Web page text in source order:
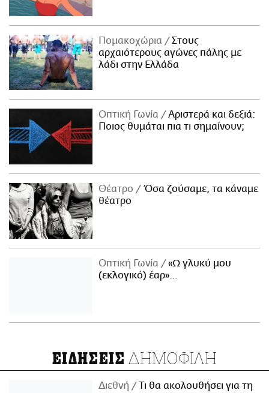
Πομακοχώρια
Στους
αρχαιότερους αγώνες πάλης με
λάδι στην Ελλάδα
Οπτική Γωνία
Αριστερά και δεξιά:
Ποιος θυμάται πια τι σημαίνουν;
Θέατρο
Όσα ζούσαμε, τα κάναμε
θέατρο
Οπτική Γωνία
«Ω γλυκύ μου
(εκλογικό) έαρ»…
ΕΙΔΗΣΕΙΣ ΔΗΜΟΦΙΛΗ
Διεθνή
Τι θα ακολουθήσει για τη